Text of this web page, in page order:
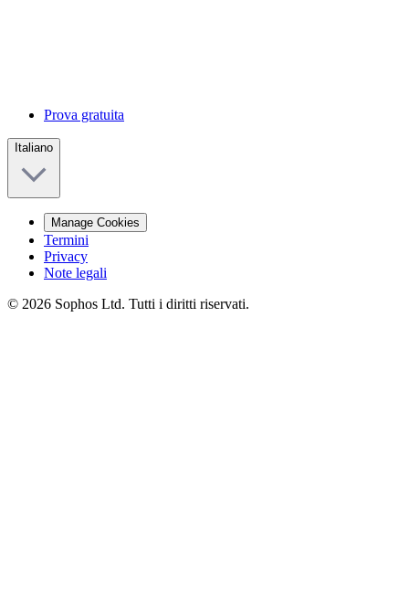
Prova gratuita
Italiano
Manage Cookies
Termini
Privacy
Note legali
© 2026 Sophos Ltd. Tutti i diritti riservati.